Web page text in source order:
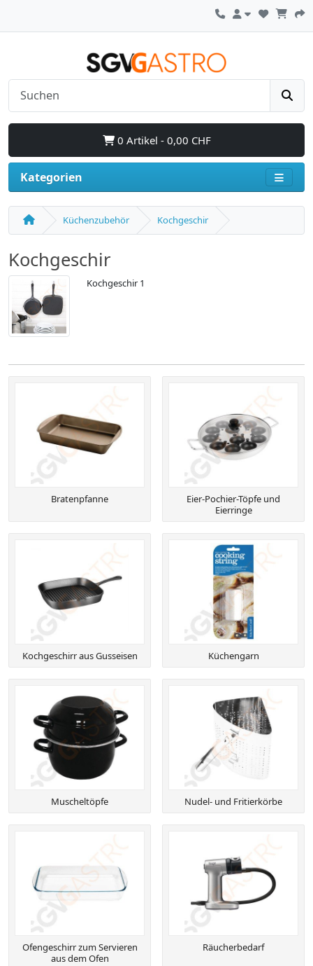
0 Artikel - 0,00 CHF
Kategorien
Küchenzubehör Kochgeschir
Kochgeschir
Kochgeschir 1
Bratenpfanne
Eier-Pochier-Töpfe und
Eierringe
Kochgeschirr aus Gusseisen Küchengarn
Muscheltöpfe Nudel- und Fritierkörbe
Ofengeschirr zum Servieren
aus dem Ofen
Räucherbedarf